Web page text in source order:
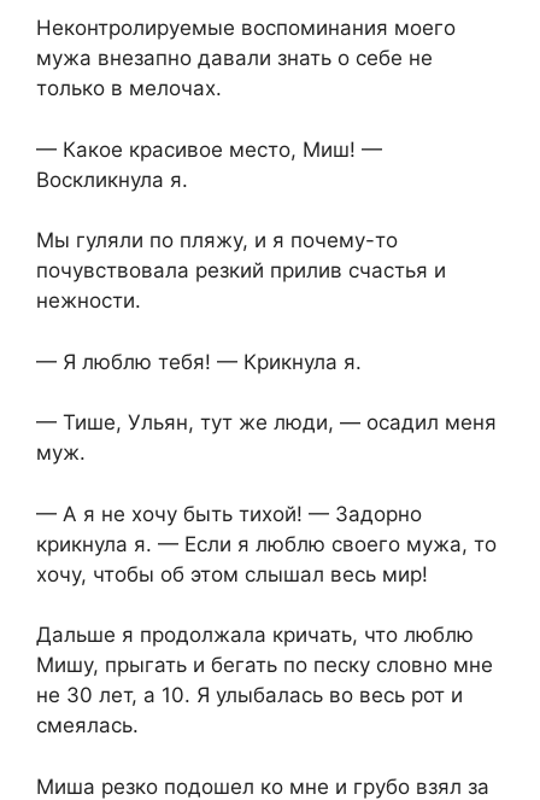
Неконтролируемые воспоминания моего
мужа внезапно давали знать о себе не
только в мелочах.
— Какое красивое место, Миш! —
Воскликнула я.
Мы гуляли по пляжу, и я почему-то
почувствовала резкий прилив счастья и
нежности.
— Я люблю тебя! — Крикнула я.
— Тише, Ульян, тут же люди, — осадил меня
муж.
— А я не хочу быть тихой! — Задорно
крикнула я. — Если я люблю своего мужа, то
хочу, чтобы об этом слышал весь мир!
Дальше я продолжала кричать, что люблю
Мишу, прыгать и бегать по песку словно мне
не 30 лет, а 10. Я улыбалась во весь рот и
смеялась.
Миша резко подошел ко мне и грубо взял за